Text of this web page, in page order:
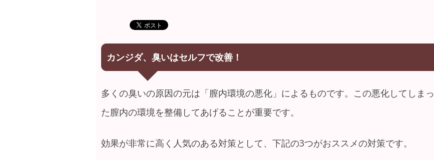
カンジダ、臭いはセルフで改善！
多くの臭いの原因の元は「膣内環境の悪化」によるものです。この悪化してしまっ
た膣内の環境を整備してあげることが重要です。
効果が非常に高く人気のある対策として、下記の3つがおススメの対策です。